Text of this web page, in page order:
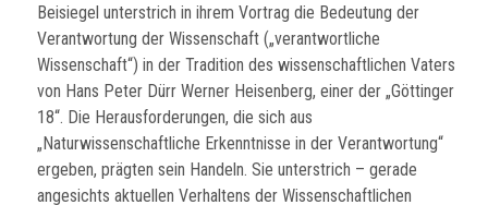
Beisiegel unterstrich in ihrem Vortrag die Bedeutung der
Verantwortung der Wissenschaft („verantwortliche
Wissenschaft“) in der Tradition des wissenschaftlichen Vaters
von Hans Peter Dürr Werner Heisenberg, einer der „Göttinger
18“. Die Herausforderungen, die sich aus
„Naturwissenschaftliche Erkenntnisse in der Verantwortung“
ergeben, prägten sein Handeln. Sie unterstrich – gerade
angesichts aktuellen Verhaltens der Wissenschaftlichen